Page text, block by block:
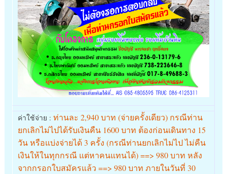
ค่าใช้จ่าย : ท่านละ 2,940 บาท (จ่ายครั้งเดียว) กรณีท่าน
ยกเลิกไม่ไปได้รับเงินคืน 1600 บาท ต้องก่อนเดินทาง 15
วัน หรือแบ่งจ่ายได้ 3 ครั้ง (กรณีท่านยกเลิกไม่ไป ไม่คืน
เงินให้ในทุกกรณี แต่หาคนแทนได้) ==> 980 บาท หลัง
จากกรอกใบสมัครแล้ว ==> 980 บาท ภายในวันที่ 30